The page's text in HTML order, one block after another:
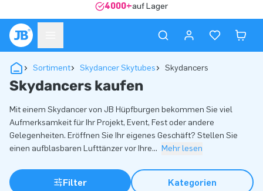
4000+auf Lager
Sortiment Skydancer Skytubes Skydancers
Skydancers kaufen
Mit einem Skydancer von JB Hüpfburgen bekommen Sie viel
Aufmerksamkeit für Ihr Projekt, Event, Fest oder andere
Gelegenheiten. Eröffnen Sie Ihr eigenes Geschäft? Stellen Sie
einen aufblasbaren Lufttänzer vor Ihre... Mehr lesen
Filter Kategorien